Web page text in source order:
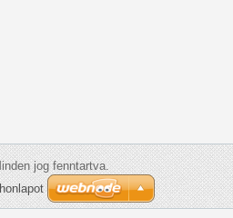
jog fenntartva.